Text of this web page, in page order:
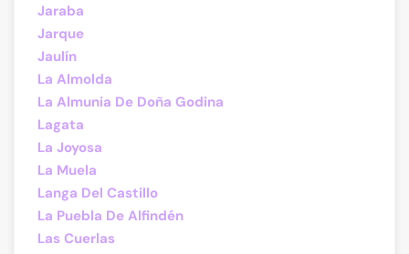
Jaraba
Jarque
Jaulín
La Almolda
La Almunia De Doña Godina
Lagata
La Joyosa
La Muela
Langa Del Castillo
La Puebla De Alfindén
Las Cuerlas